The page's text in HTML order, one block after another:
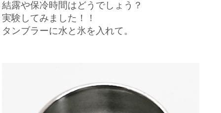
結露や保冷時間はどうでしょう？
実験してみました！！
タンブラーに水と氷を入れて。